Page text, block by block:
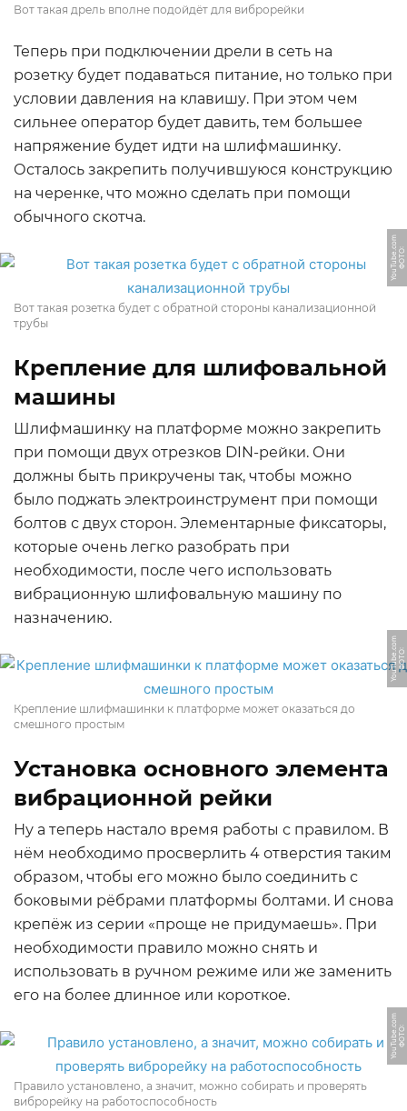
Вот такая дрель вполне подойдёт для виброрейки
Теперь при подключении дрели в сеть на
розетку будет подаваться питание, но только при
условии давления на клавишу. При этом чем
сильнее оператор будет давить, тем большее
напряжение будет идти на шлифмашинку.
Осталось закрепить получившуюся конструкцию
на черенке, что можно сделать при помощи
обычного скотча.
Ф
О
Т
О:
Y
o
u
T
u
b
e.
c
o
m
Вот такая розетка будет с обратной стороны канализационной
трубы
Крепление для шлифовальной
машины
Шлифмашинку на платформе можно закрепить
при помощи двух отрезков DIN-рейки. Они
должны быть прикручены так, чтобы можно
было поджать электроинструмент при помощи
болтов с двух сторон. Элементарные фиксаторы,
которые очень легко разобрать при
необходимости, после чего использовать
вибрационную шлифовальную машину по
назначению.
Ф
О
Т
О:
Y
o
u
T
u
b
e.
c
o
m
Крепление шлифмашинки к платформе может оказаться до
смешного простым
Установка основного элемента
вибрационной рейки
Ну а теперь настало время работы с правилом. В
нём необходимо просверлить 4 отверстия таким
образом, чтобы его можно было соединить с
боковыми рёбрами платформы болтами. И снова
крепёж из серии «проще не придумаешь». При
необходимости правило можно снять и
использовать в ручном режиме или же заменить
его на более длинное или короткое.
Ф
О
Т
О:
Y
o
u
T
u
b
e.
c
o
m
Правило установлено, а значит, можно собирать и проверять
виброрейку на работоспособность